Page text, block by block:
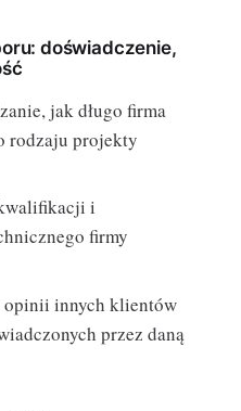
doświadczenie,
jak długo firma
rodzaju projekty
i
firmy
opinii innych klientów
przez daną